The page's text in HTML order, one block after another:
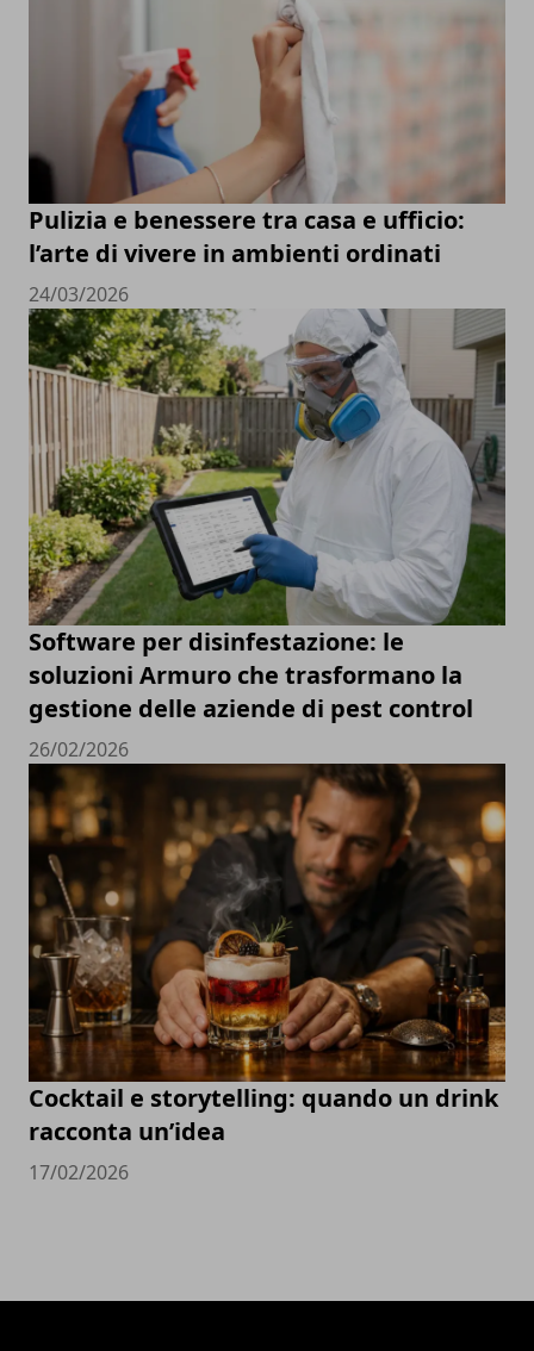
Pulizia e benessere tra casa e ufficio:
l’arte di vivere in ambienti ordinati
24/03/2026
Software per disinfestazione: le
soluzioni Armuro che trasformano la
gestione delle aziende di pest control
26/02/2026
Cocktail e storytelling: quando un drink
racconta un’idea
17/02/2026